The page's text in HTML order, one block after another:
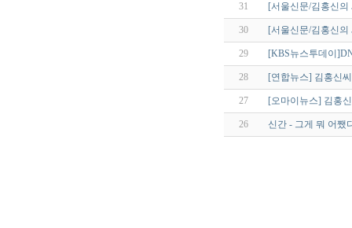
31 [서울신문/김홍신
30 [서울신문/김홍신
29 [KBS뉴스투데이
28 [연합뉴스] 김홍신
27 [오마이뉴스] 김홍
26 신간 - 그게 뭐 어쨌